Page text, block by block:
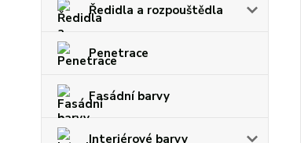
Ředidla a rozpouštědla
Penetrace
Fasádní barvy
Interiérové barvy